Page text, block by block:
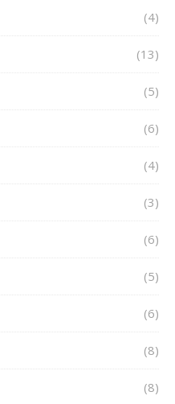
(4)
(13)
(5)
(6)
(4)
(3)
(6)
(5)
(6)
(8)
(8)